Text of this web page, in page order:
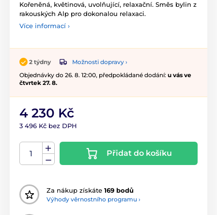
Kořeněná, květinová, uvolňující, relaxační. Směs bylin z
rakouských Alp pro dokonalou relaxaci.
Více informací ›
2 týdny
Možnosti dopravy ›
Objednávky do 26. 8. 12:00, předpokládané dodání: u vás ve
čtvrtek 27. 8.
4 230 Kč
3 496 Kč bez DPH
Přidat do košíku
Za nákup získáte 169 bodů
Výhody věrnostního programu ›